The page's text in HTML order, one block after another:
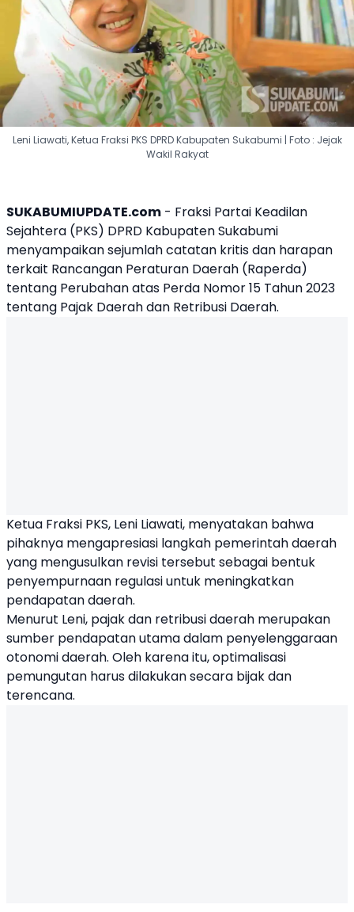
Leni Liawati, Ketua Fraksi PKS DPRD Kabupaten Sukabumi | Foto : Jejak
Wakil Rakyat
SUKABUMIUPDATE.com - Fraksi Partai Keadilan
Sejahtera (PKS) DPRD Kabupaten Sukabumi
menyampaikan sejumlah catatan kritis dan harapan
terkait Rancangan Peraturan Daerah (Raperda)
tentang Perubahan atas Perda Nomor 15 Tahun 2023
tentang Pajak Daerah dan Retribusi Daerah.
Ketua Fraksi PKS, Leni Liawati, menyatakan bahwa
pihaknya mengapresiasi langkah pemerintah daerah
yang mengusulkan revisi tersebut sebagai bentuk
penyempurnaan regulasi untuk meningkatkan
pendapatan daerah.
Menurut Leni, pajak dan retribusi daerah merupakan
sumber pendapatan utama dalam penyelenggaraan
otonomi daerah. Oleh karena itu, optimalisasi
pemungutan harus dilakukan secara bijak dan
terencana.